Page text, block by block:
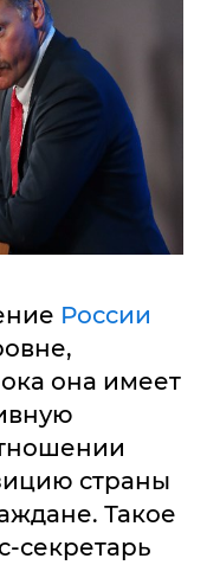
России
она имеет
страны
Такое
секретарь